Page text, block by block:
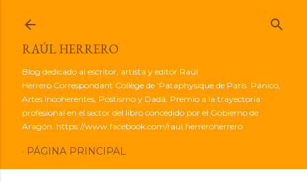
RAÚL HERRERO
Blog dedicado al escritor, artista y editor Raúl
Herrero.Correspondant Collège de 'Pataphysique de París. Pánico,
Artes Incoherentes, Postismo y Dadá. Premio a la trayectoria
profesional en el sector del libro concedido por el Gobierno de
Aragón. https://www.facebook.com/raul.herreroherrero
PÁGINA PRINCIPAL